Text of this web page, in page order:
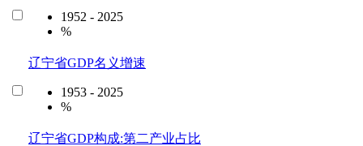
1952 - 2025
%
辽宁省GDP名义增速
1953 - 2025
%
辽宁省GDP构成:第二产业占比